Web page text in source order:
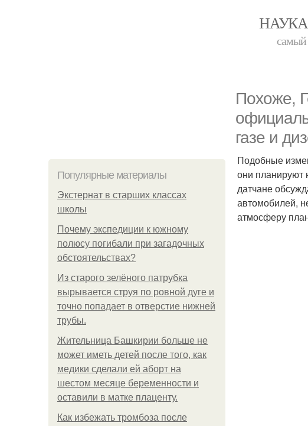
самый
Похоже,
газе и
Популярные материалы
Экстернат в старших классах
школы
Почему экспедиции к южному
полюсу погибали при загадочных
обстоятельствах?
Из старого зелёного патрубка
вырывается струя по ровной дуге и
точно попадает в отверстие нижней
трубы.
Жительница Башкирии больше не
может иметь детей после того, как
медики сделали ей аборт на
шестом месяце беременности и
оставили в матке плаценту.
Как избежать тромбоза после
Подобные
они планируют
датчане
автомобилей,
атмосферу